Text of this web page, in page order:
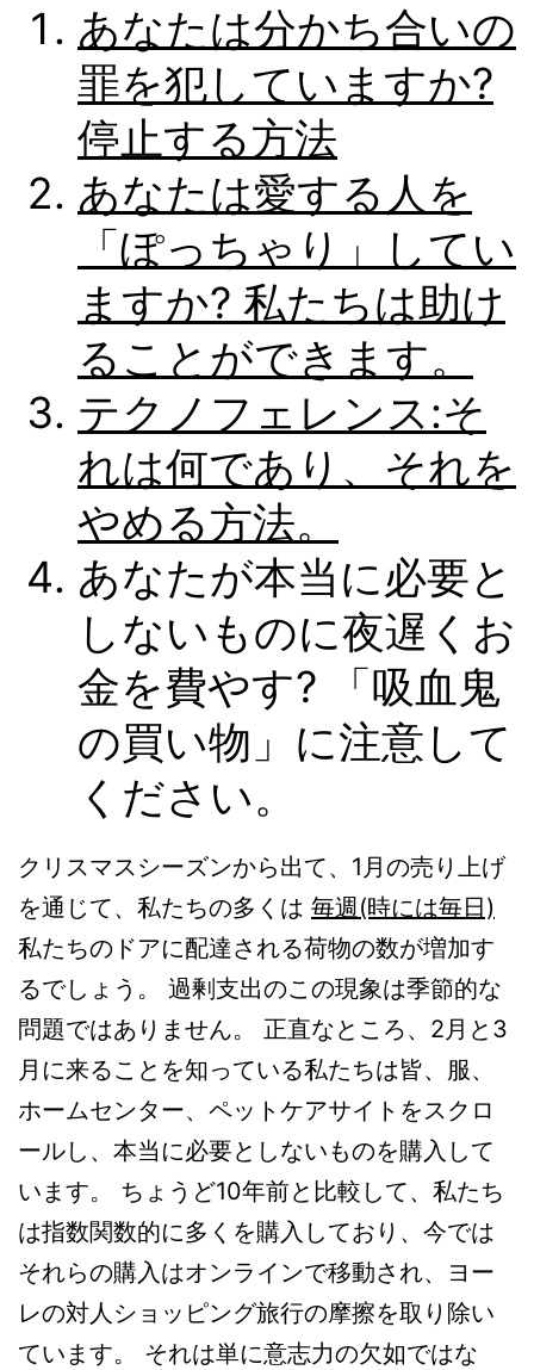
あなたは分かち合いの
罪を犯していますか?
停止する方法
あなたは愛する人を
「ぽっちゃり」してい
ますか? 私たちは助け
ることができます。
テクノフェレンス:そ
れは何であり、それを
やめる方法。
あなたが本当に必要と
しないものに夜遅くお
金を費やす? 「吸血鬼
の買い物」に注意して
ください。
クリスマスシーズンから出て、1月の売り上げ
を通じて、私たちの多くは 毎週(時には毎日)
私たちのドアに配達される荷物の数が増加す
るでしょう。 過剰支出のこの現象は季節的な
問題ではありません。 正直なところ、2月と3
月に来ることを知っている私たちは皆、服、
ホームセンター、ペットケアサイトをスクロ
ールし、本当に必要としないものを購入して
います。 ちょうど10年前と比較して、私たち
は指数関数的に多くを購入しており、今では
それらの購入はオンラインで移動され、ヨー
レの対人ショッピング旅行の摩擦を取り除い
ています。 それは単に意志力の欠如ではな